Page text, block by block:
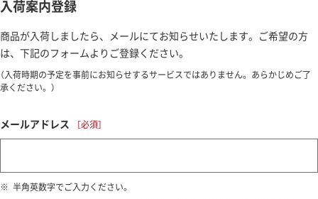
入荷案内登録
商品が入荷しましたら、メールにてお知らせいたします。ご希望の方
は、下記のフォームよりご登録ください。
（入荷時期の予定を事前にお知らせするサービスではありません。あらかじめご了
承ください。）
メールアドレス
半角英数字でご入力ください。